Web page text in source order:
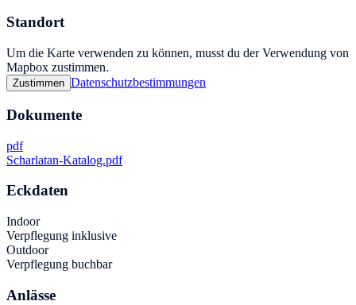
Standort
Um die Karte verwenden zu können, musst du der Verwendung von
Mapbox zustimmen.
Zustimmen Datenschutzbestimmungen
Dokumente
pdf
Scharlatan-Katalog.pdf
Eckdaten
Indoor
Verpflegung inklusive
Outdoor
Verpflegung buchbar
Anlässe